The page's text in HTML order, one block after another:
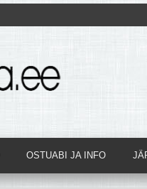
OSTUABI JA INFO